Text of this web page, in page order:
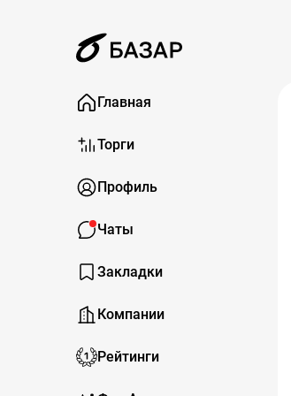
Главная
Торги
Профиль
Чаты
Закладки
Компании
Рейтинги